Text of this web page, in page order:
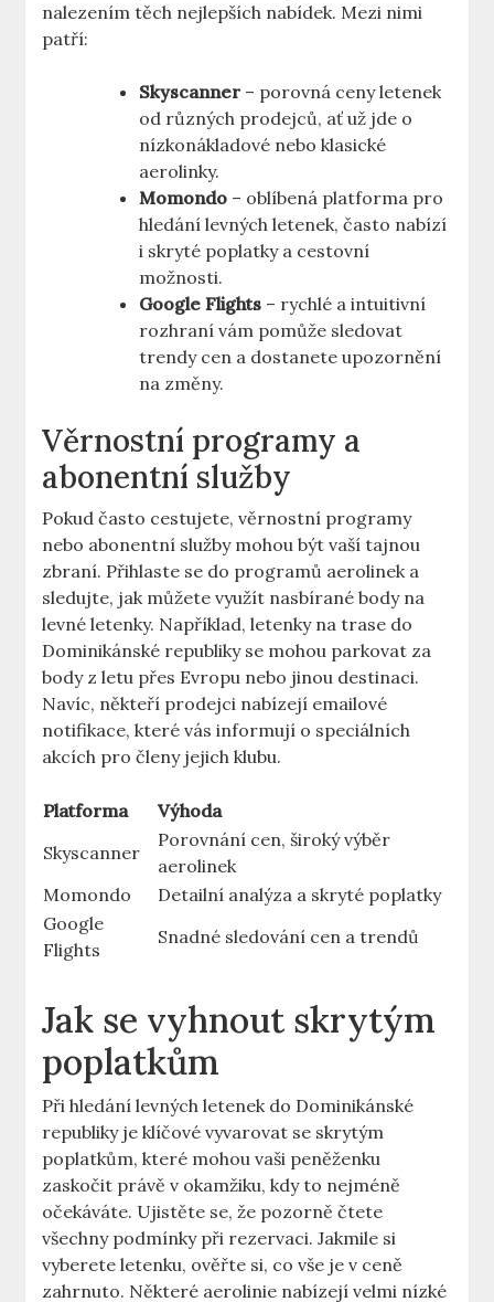
nalezením těch nejlepších nabídek. Mezi nimi
patří:
Skyscanner – porovná ceny letenek
od různých prodejců, ať už jde o
nízkonákladové nebo klasické
aerolinky.
Momondo – oblíbená platforma pro
hledání levných letenek, často nabízí
i skryté poplatky a cestovní
možnosti.
Google Flights – rychlé a intuitivní
rozhraní vám pomůže sledovat
trendy cen a dostanete upozornění
na změny.
Věrnostní programy a
abonentní služby
Pokud často cestujete, věrnostní programy
nebo abonentní služby mohou být vaší tajnou
zbraní. Přihlaste se do programů aerolinek a
sledujte, jak můžete využít nasbírané body na
levné letenky. Například, letenky na trase do
Dominikánské republiky se mohou parkovat za
body z letu přes Evropu nebo jinou destinaci.
Navíc, někteří prodejci nabízejí emailové
notifikace, které vás informují o speciálních
akcích pro členy jejich klubu.
Platforma
Výhoda
Skyscanner
Porovnání cen, široký výběr
aerolinek
Momondo
Detailní analýza a skryté poplatky
Google
Flights
Snadné sledování cen a trendů
Jak se vyhnout skrytým
poplatkům
Při hledání levných letenek do Dominikánské
republiky je klíčové vyvarovat se skrytým
poplatkům, které mohou vaši peněženku
zaskočit právě v okamžiku, kdy to nejméně
očekáváte. Ujistěte se, že pozorně čtete
všechny podmínky při rezervaci. Jakmile si
vyberete letenku, ověřte si, co vše je v ceně
zahrnuto. Některé aerolinie nabízejí velmi nízké